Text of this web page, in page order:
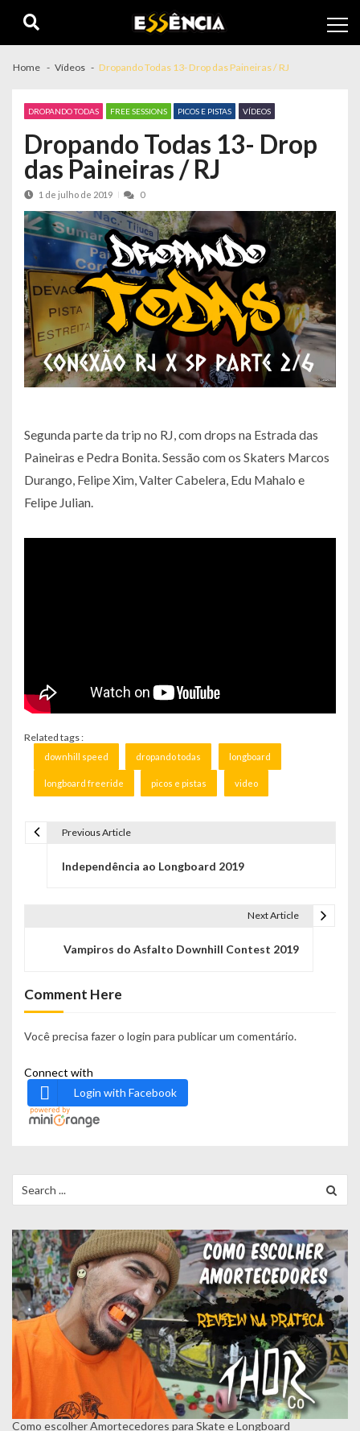
navigation
content
Home Vídeos Dropando Todas 13- Drop das Paineiras / RJ
DROPANDO TODAS FREE SESSIONS PICOS E PISTAS VÍDEOS
Dropando Todas 13- Drop
das Paineiras / RJ
1 de julho de 2019 0
Segunda parte da trip no RJ, com drops na Estrada das
Paineiras e Pedra Bonita. Sessão com os Skaters Marcos
Durango, Felipe Xim, Valter Cabelera, Edu Mahalo e
Felipe Julian.
Related tags :
downhill speed dropando todas longboard
longboard freeride picos e pistas video
a
ç
o
d
o
s
t
Previous Article
Independência ao Longboard 2019
Next Article
Vampiros do Asfalto Downhill Contest 2019
Comment Here
Você precisa fazer o login para publicar um comentário.
Connect with
Login with Facebook
for:
Como escolher Amortecedores para Skate e Longboard